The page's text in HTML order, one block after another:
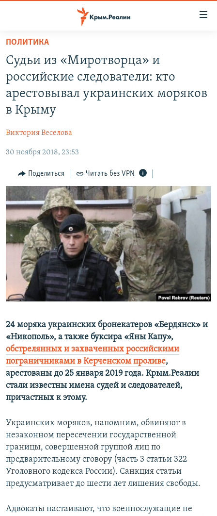
Вернуться
основному
содержанию
Вернутся
главной
Вернутся
СПЕЦПРОЕКТЫ
КАРТА ВОЕННЫХ ОБЪЕКТОВ КРЫМА
ВОДА
ИСТОРИЯ
ИНТЕРАКТИВ
ИНФОГРАФИКА
ТЕЛЕПРОЕКТ КРЫМ.РЕАЛИИ
СОВЕТЫ ПРАВОЗАЩИТНИКОВ
ПРОПАВШИЕ БЕЗ ВЕСТИ
ПОБЕДИТЕЛЕЙ НЕ СУДЯТ?
КРЫМ.НЕПОКОРЕННЫЙ
ELIFBE
УКРАИНСКАЯ ПРОБЛЕМА КРЫМА
РАДІО СВОБОДА
КАК ОБОЙТИ БЛОКИРОВКУ
Qırımtatar
ПРИСОЕДИНЯЙТЕСЬ!
Все сайты RFE/RL
ПОЛИТИКА
Судьи из «Миротворца» и
российские следователи: кто
арестовывал украинских моряков
в Крыму
Виктория Веселова
30 ноября 2018, 23:53
Поделиться Читать без VPN
24 моряка украинских бронекатеров «Бердянск» и
«Никополь», а также буксира «Яны Капу»,
обстрелянных и захваченных российскими
пограничниками в Керченском проливе,
арестованы до 25 января 2019 года. Крым.Реалии
стали известны имена судей и следователей,
причастных к этому.
Украинских моряков, напомним, обвиняют в
незаконном пересечении государственной
границы, совершенной группой лиц по
предварительному сговору (часть 3 статьи 322
Уголовного кодекса России). Санкция статьи
предусматривает до шести лет лишения свободы.
Адвокаты настаивают, что военнослужащие не